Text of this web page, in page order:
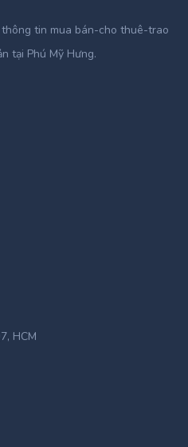
tin mua bán-cho thuê-trao
tại Phú Mỹ Hưng.
HCM